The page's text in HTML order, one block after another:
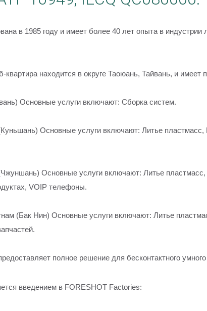
в 1985 году и имеет более 40 лет опыта в индустрии
квартира находится в округе Таоюань, Тайвань, и
Основные услуги включают: Сборка систем.
Основные услуги включают: Литье
Основные услуги включают: Литье
VOIP телефоны.
(Бак Нин) Основные услуги включают: Литье
полное решение для бесконтактного
введением в FORESHOT Factories: